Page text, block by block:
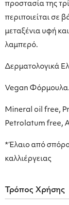
προστασία της
περιποιείται σε
μεταξένια υφή
λαμπερό.
Δερματολογικά
Vegan Φόρμουλα.
Mineral oil free,
Petrolatum free,
*Έλαιο από
καλλιέργειας
Τρόπος Χρήσης